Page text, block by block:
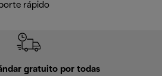
rápido
gratuito por todas